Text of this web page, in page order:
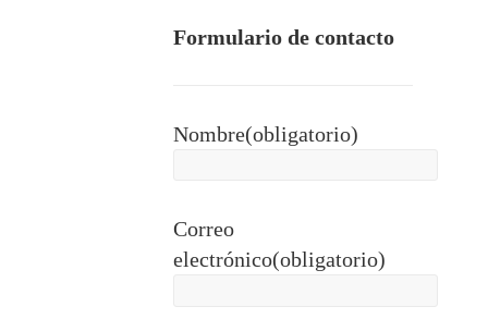
Formulario de contacto
Nombre(obligatorio)
Correo
electrónico(obligatorio)